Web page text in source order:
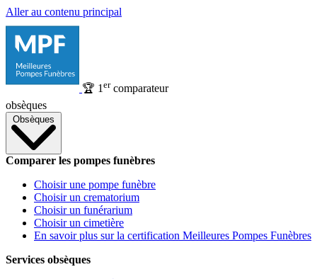
Aller au contenu principal
🏆 1 ercomparateur
obsèques
Obsèques
Comparer les pompes funèbres
Choisir une pompe funèbre
Choisir un crematorium
Choisir un funérarium
Choisir un cimetière
En savoir plus sur la certification Meilleures Pompes Funèbres
Services obsèques